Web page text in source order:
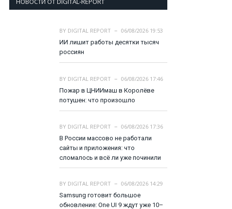
BY DIGITAL REPORT
06/08/2026 19:53
ИИ лишит работы десятки тысяч
россиян
BY DIGITAL REPORT
06/08/2026 17:46
Пожар в ЦНИИмаш в Королёве
потушен: что произошло
BY DIGITAL REPORT
06/08/2026 17:36
В России массово не работали
сайты и приложения: что
сломалось и всё ли уже починили
BY DIGITAL REPORT
06/08/2026 14:29
Samsung готовит большое
обновление: One UI 9 ждут уже 10–